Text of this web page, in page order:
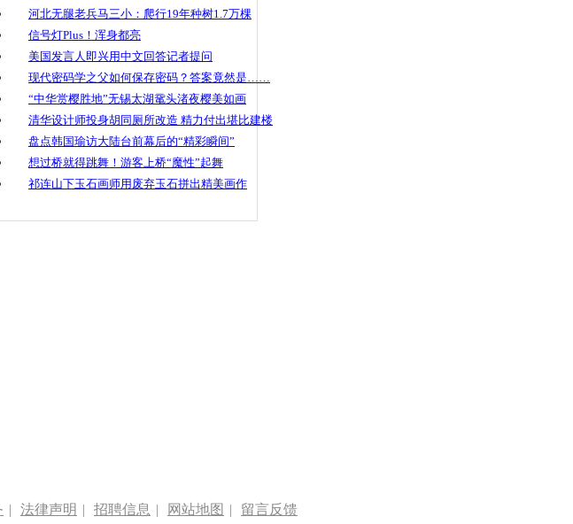
河北无腿老兵马三小：爬行19年种树1.7万棵
信号灯Plus！浑身都亮
美国发言人即兴用中文回答记者提问
现代密码学之父如何保存密码？答案竟然是……
“中华赏樱胜地”无锡太湖鼋头渚夜樱美如画
清华设计师投身胡同厕所改造 精力付出堪比建楼
盘点韩国瑜访大陆台前幕后的“精彩瞬间”
想过桥就得跳舞！游客上桥“魔性”起舞
祁连山下玉石画师用废弃玉石拼出精美画作
| 法律声明 | 招聘信息 | 网站地图 | 留言反馈